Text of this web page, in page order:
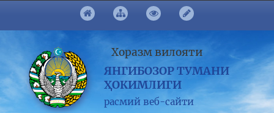
Хоразм вилояти
ЯНГИБОЗОР ТУМАНИ
ҲОКИМЛИГИ
расмий веб-сайти